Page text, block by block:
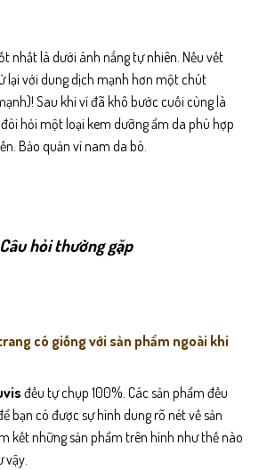
nhất là dưới ánh nắng tự nhiên. Nếu vết
lại với dung dịch mạnh hơn một chút
Sau khi ví đã khô bước cuối cùng là
hỏi một loại kem dưỡng ẩm da phù hợp
Bảo quản ví nam da bò.
Câu hỏi thường gặp
có giống với sản phẩm ngoài khi
đều tự chụp 100%. Các sản phẩm đều
bạn có được sự hình dung rõ nét về sản
kết những sản phẩm trên hình như thế nào
vậy.